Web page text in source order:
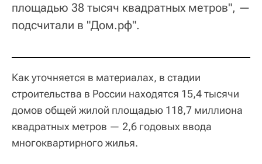
площадью 38 тысяч квадратных метров", —
подсчитали в "Дом.рф".
Как уточняется в материалах, в стадии
строительства в России находятся 15,4 тысячи
домов общей жилой площадью 118,7 миллиона
квадратных метров — 2,6 годовых ввода
многоквартирного жилья.